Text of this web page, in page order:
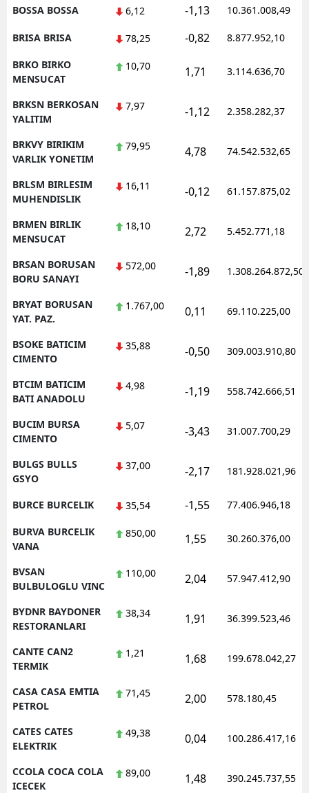
BOSSA BOSSA 6,12 -1,13 10.361.008,49
BRISA BRISA 78,25 -0,82 8.877.952,10
BRKO BIRKO
MENSUCAT
10,70 1,71 3.114.636,70
BRKSN BERKOSAN
YALITIM
7,97 -1,12 2.358.282,37
BRKVY BIRIKIM
VARLIK YONETIM
79,95 4,78 74.542.532,65
BRLSM BIRLESIM
MUHENDISLIK
16,11 -0,12 61.157.875,02
BRMEN BIRLIK
MENSUCAT
18,10 2,72 5.452.771,18
BRSAN BORUSAN
BORU SANAYI
572,00 -1,89 1.308.264.872,50
BRYAT BORUSAN
YAT. PAZ.
1.767,00 0,11 69.110.225,00
BSOKE BATICIM
CIMENTO
35,88 -0,50 309.003.910,80
BTCIM BATICIM
BATI ANADOLU
4,98 -1,19 558.742.666,51
BUCIM BURSA
CIMENTO
5,07 -3,43 31.007.700,29
BULGS BULLS
GSYO
37,00 -2,17 181.928.021,96
BURCE BURCELIK 35,54 -1,55 77.406.946,18
BURVA BURCELIK
VANA
850,00 1,55 30.260.376,00
BVSAN
BULBULOGLU VINC
110,00 2,04 57.947.412,90
BYDNR BAYDONER
RESTORANLARI
38,34 1,91 36.399.523,46
CANTE CAN2
TERMIK
1,21 1,68 199.678.042,27
CASA CASA EMTIA
PETROL
71,45 2,00 578.180,45
CATES CATES
ELEKTRIK
49,38 0,04 100.286.417,16
CCOLA COCA COLA
ICECEK
89,00 1,48 390.245.737,55